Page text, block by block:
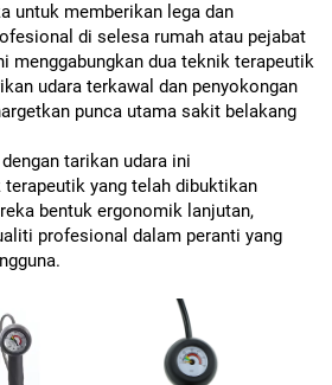
untuk memberikan lega dan
di selesa rumah atau pejabat
menggabungkan dua teknik terapeutik
udara terkawal dan penyokongan
punca utama sakit belakang
tarikan udara ini
terapeutik yang telah dibuktikan
bentuk ergonomik lanjutan,
profesional dalam peranti yang